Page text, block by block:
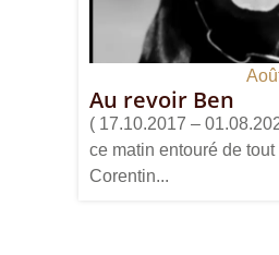
Au revoir Ben
( 17.10.2017 –
ce matin entouré de
Corentin...